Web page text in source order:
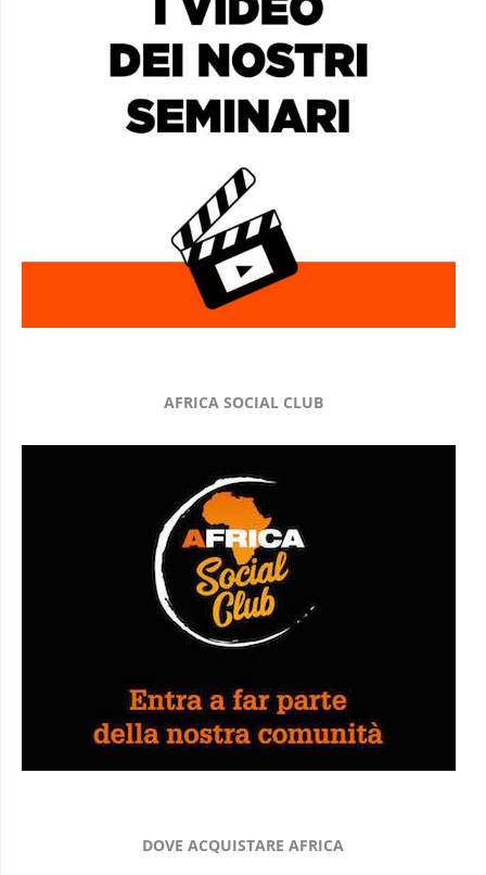
AFRICA SOCIAL CLUB
DOVE ACQUISTARE AFRICA